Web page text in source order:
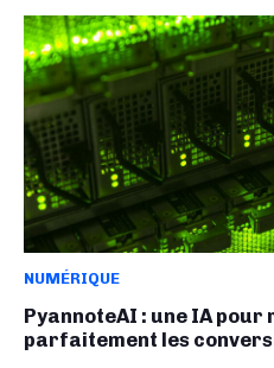
NUMÉRIQUE
PyannoteAI : une IA
parfaitement les